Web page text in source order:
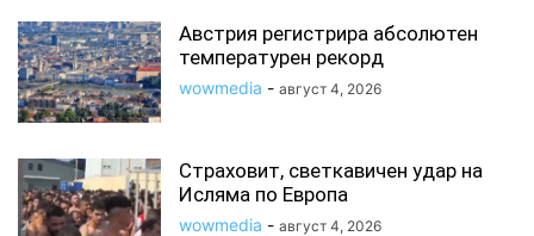
Австрия регистрира абсолютен
температурен рекорд
wowmedia - август 4, 2026
Страховит, светкавичен удар на
Исляма по Европа
wowmedia - август 4, 2026